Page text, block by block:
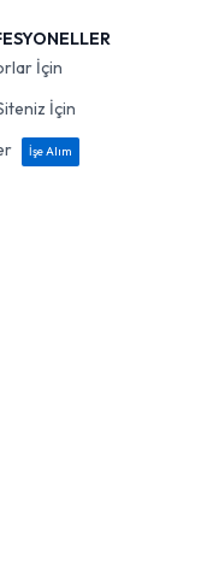
İçin
İçin
İşe Alım